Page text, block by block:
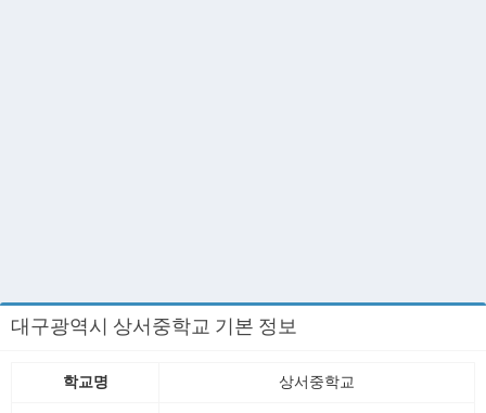
대구광역시 상서중학교 기본 정보
학교명 상서중학교